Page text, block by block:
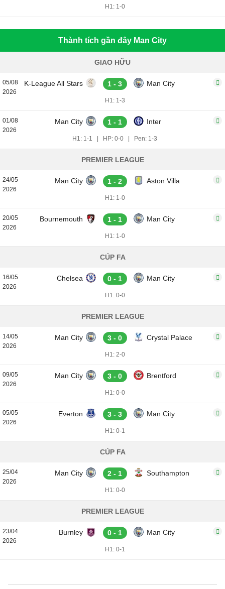
H1: 1-0
Thành tích gần đây Man City
GIAO HỮU
05/08
2026
K-League All Stars 1 - 3 Man City
H1: 1-3
01/08
2026
Man City 1 - 1 Inter
H1: 1-1 HP: 0-0 Pen: 1-3
PREMIER LEAGUE
24/05
2026
Man City 1 - 2 Aston Villa
H1: 1-0
20/05
2026
Bournemouth 1 - 1 Man City
H1: 1-0
CÚP FA
16/05
2026
Chelsea 0 - 1 Man City
H1: 0-0
PREMIER LEAGUE
14/05
2026
Man City 3 - 0 Crystal Palace
H1: 2-0
09/05
2026
Man City 3 - 0 Brentford
H1: 0-0
05/05
2026
Everton 3 - 3 Man City
H1: 0-1
CÚP FA
25/04
2026
Man City 2 - 1 Southampton
H1: 0-0
PREMIER LEAGUE
23/04
2026
Burnley 0 - 1 Man City
H1: 0-1